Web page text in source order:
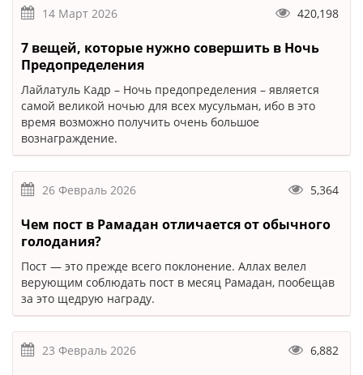
14 Март 2026 420,198
7 вещей, которые нужно совершить в Ночь
Предопределения
Лайлатуль Кадр – Ночь предопределения – является
самой великой ночью для всех мусульман, ибо в это
время возможно получить очень большое
вознаграждение.
26 Февраль 2026 5,364
Чем пост в Рамадан отличается от обычного
голодания?
Пост — это прежде всего поклонение. Аллах велел
верующим соблюдать пост в месяц Рамадан, пообещав
за это щедрую награду.
23 Февраль 2026 6,882